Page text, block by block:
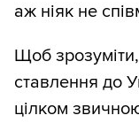
аж ніяк не
Щоб
ставлення до
цілком